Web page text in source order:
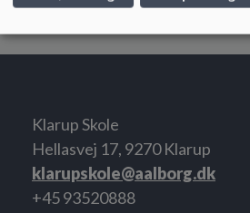
Ungdomsskolen
Klarup Skole
Hellasvej 17, 9270 Klarup
klarupskole@aalborg.dk
+45 93520888